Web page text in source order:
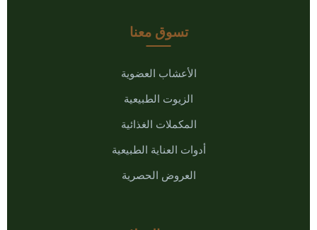
تسوق معنا
الأعشاب العضوية
الزيوت الطبيعية
المكملات الغذائية
أدوات العناية الطبيعية
العروض الحصرية